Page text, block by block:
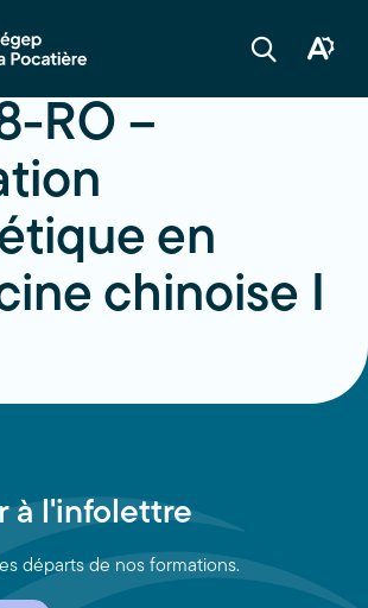
Ouvrir
Ouvrir
RO –
en
chinoise I
à l'infolettre
départs de nos formations.